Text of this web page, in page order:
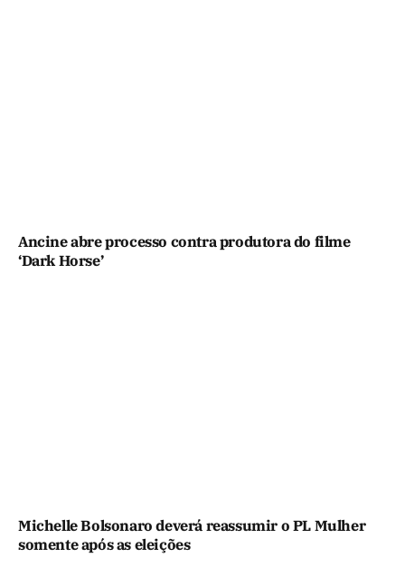
Ancine abre processo contra produtora do filme
‘Dark Horse’
Michelle Bolsonaro deverá reassumir o PL Mulher
somente após as eleições